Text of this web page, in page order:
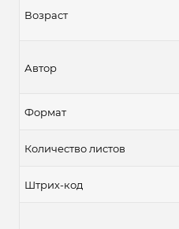
Возраст
Автор
Формат
Количество листов
Штрих-код